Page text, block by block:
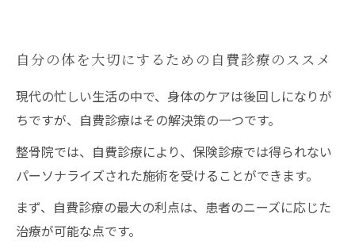
自分の体を大切にするための自費診療のススメ
現代の忙しい生活の中で、身体のケアは後回しになりが
ちですが、自費診療はその解決策の一つです。
整骨院では、自費診療により、保険診療では得られない
パーソナライズされた施術を受けることができます。
まず、自費診療の最大の利点は、患者のニーズに応じた
治療が可能な点です。